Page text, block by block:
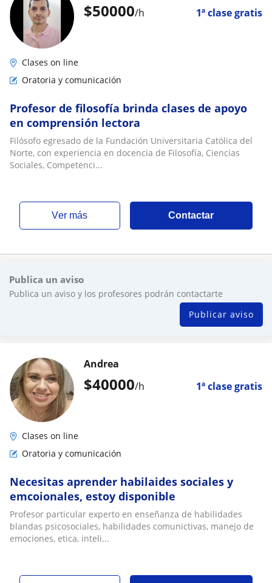
$50000/h 1ª clase gratis
Clases on line
Oratoria y comunicación
Profesor de filosofía brinda clases de apoyo
en comprensión lectora
Filósofo egresado de la Fundación Universitaria Católica del
Norte, con experiencia en docencia de Filosofía, Ciencias
Sociales, Competenci...
ver más Contactar
Publica un aviso
Publica un aviso y los profesores podrán contactarte
Publicar aviso
$40000/h 1ª clase gratis
Andrea
Clases on line
Oratoria y comunicación
Necesitas aprender habilaides sociales y
emcoionales, estoy disponible
Profesor particular experto en enseñanza de habilidades
blandas psicosociales, habilidades comunictivas, manejo de
emociones, etica, inteli...